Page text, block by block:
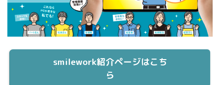
smilework紹介ページはこち
ら